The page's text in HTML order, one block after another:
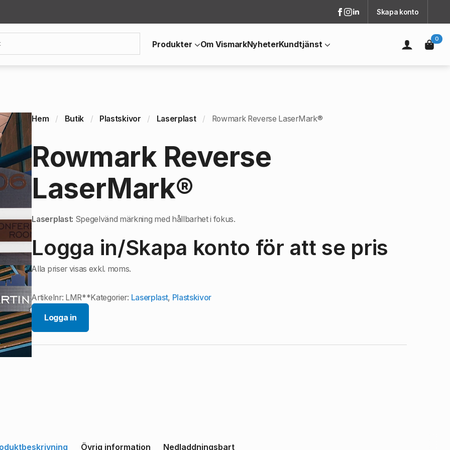
Skapa konto
Produkter Om VismarkNyheterKundtjänst
0
Hem Butik Plastskivor Laserplast Rowmark Reverse LaserMark®
Rowmark Reverse
LaserMark®
Laserplast: Spegelvänd märkning med hållbarhet i fokus.
Logga in/Skapa konto för att se pris
Alla priser visas exkl. moms.
Artikelnr: LMR**Kategorier: Laserplast, Plastskivor
Logga in
Övrig information Nedladdningsbart